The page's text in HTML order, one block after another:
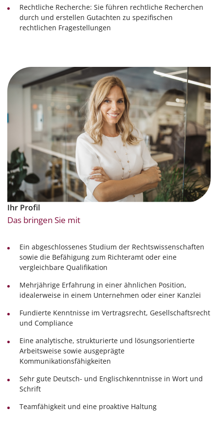
Rechtliche Recherche: Sie führen rechtliche Recherchen
durch und erstellen Gutachten zu spezifischen
rechtlichen Fragestellungen
Ihr Profil
Das bringen Sie mit
Ein abgeschlossenes Studium der Rechtswissenschaften
sowie die Befähigung zum Richteramt oder eine
vergleichbare Qualifikation
Mehrjährige Erfahrung in einer ähnlichen Position,
idealerweise in einem Unternehmen oder einer Kanzlei
Fundierte Kenntnisse im Vertragsrecht, Gesellschaftsrecht
und Compliance
Eine analytische, strukturierte und lösungsorientierte
Arbeitsweise sowie ausgeprägte
Kommunikationsfähigkeiten
Sehr gute Deutsch- und Englischkenntnisse in Wort und
Schrift
Teamfähigkeit und eine proaktive Haltung